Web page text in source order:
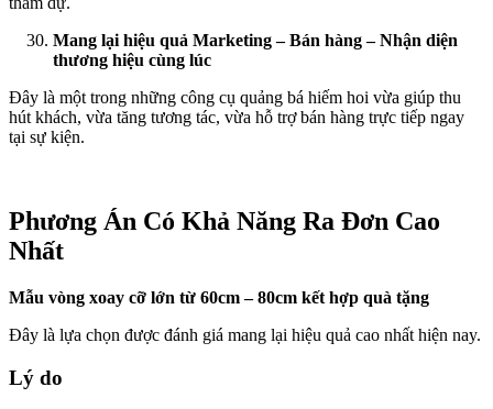
Mang lại hiệu quả Marketing – Bán hàng – Nhận diện
thương hiệu cùng lúc
Đây là một trong những công cụ quảng bá hiếm hoi vừa giúp thu
hút khách, vừa tăng tương tác, vừa hỗ trợ bán hàng trực tiếp ngay
tại sự kiện.
Phương Án Có Khả Năng Ra Đơn Cao
Nhất
Mẫu vòng xoay cỡ lớn từ 60cm – 80cm kết hợp quà tặng
Đây là lựa chọn được đánh giá mang lại hiệu quả cao nhất hiện nay.
Lý do